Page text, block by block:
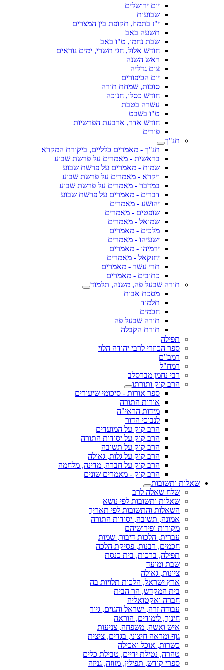
יום ירושלים
שבועות
י"ז בתמוז, תקופת בין המצרים
תשעה באב
שבת נחמו, ט"ו באב
חודש אלול, חגי תשרי, ימים נוראים
ראש השנה
צום גדליה
יום הכיפורים
סוכות, שמחת תורה
חודש כסלו, חנוכה
עשרה בטבת
ט"ו בשבט
חודש אדר, ארבעת הפרשיות
פורים
תנ"ך
תנ"ך - מאמרים כלליים, ביקורת המקרא
בראשית - מאמרים על פרשת שבוע
שמות - מאמרים על פרשת שבוע
ויקרא - מאמרים על פרשת שבוע
במדבר - מאמרים על פרשת שבוע
דברים - מאמרים על פרשת שבוע
יהושע - מאמרים
שופטים - מאמרים
שמואל - מאמרים
מלכים - מאמרים
ישעיהו - מאמרים
ירמיהו - מאמרים
יחזקאל - מאמרים
תרי עשר - מאמרים
כתובים - מאמרים
תורה שבעל פה, משנה, תלמוד
מסכת אבות
תלמוד
חכמים
תורה שבעל פה
תורת הקבלה
תפילה
ספר הכוזרי לרבי יהודה הלוי
רמב"ם
רמח"ל
רבי נחמן מברסלב
הרב קוק ותורתו
ספר אורות - סיכומי שיעורים
אורות התורה
מידות הראי"ה
לנבוכי הדור
הרב קוק על המועדים
הרב קוק על יסודות התורה
הרב קוק על תשובה
הרב קוק על גלות, גאולה
הרב קוק על חברה, מדינה, מלחמה
הרב קוק - מאמרים שונים
שאלות ותשובות
שלח שאלה לרב
שאלות ותשובות לפי נושא
השאלות והתשובות לפי תאריך
אמונה, תשובה, יסודות התורה
מקורות ופירושיהם
עברית, הלכות דיבור, שמות
חכמים, רבנות, פסיקת הלכה
תפילה, ברכות, בית כנסת
שבת ומועד
ציונות, גאולה
ארץ ישראל, הלכות תלויות בה
בית המקדש, הר הבית
חברה ואקטואליה
עבודה זרה, ישראל והגוים, גיור
חינוך, לימודים, הוראה
איש ואשה, משפחה, צניעות
גוף ומראה חיצוני, בגדים, ציצית
כשרות, אוכל ואכילה
טהרה, נטילת ידיים, טבילת כלים
ספרי קודש, תפילין, מזוזה, גניזה